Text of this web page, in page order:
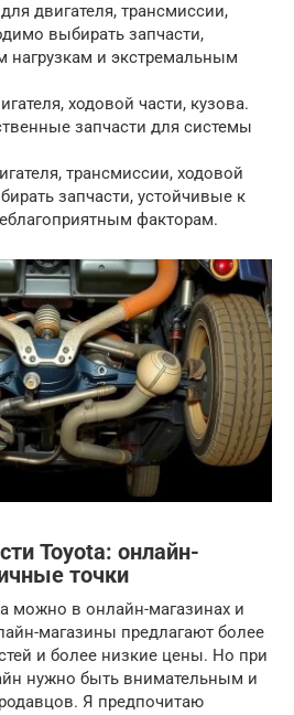
двигателя, трансмиссии,
выбирать запчасти,
нагрузкам и экстремальным
ходовой части, кузова.
запчасти для системы
трансмиссии, ходовой
запчасти, устойчивые к
факторам.
Toyota: онлайн-
точки
можно в онлайн-магазинах и
магазины предлагают более
и более низкие цены. Но при
нужно быть внимательным и
Я предпочитаю